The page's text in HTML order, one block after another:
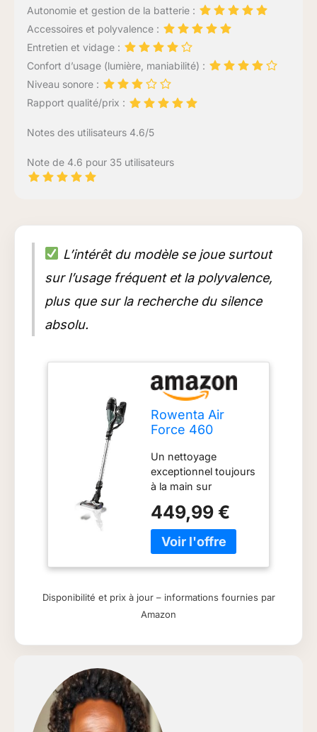
Autonomie et gestion de la batterie :
Accessoires et polyvalence :
Entretien et vidage :
Confort d’usage (lumière, maniabilité) :
Niveau sonore :
Rapport qualité/prix :
Notes des utilisateurs 4.6/5
Note de 4.6 pour 35 utilisateurs
L’intérêt du modèle se joue surtout
sur l’usage fréquent et la polyvalence,
plus que sur la recherche du silence
absolu.
Rowenta Air
Force 460
Noir, Vert –
Aspirateur
(sécher,
cyclonique,
cyclonique, 85
DB, sans sac,
0,4 L)
Un nettoyage
exceptionnel toujours
à la main sur
surface en un seul
clic La tête
d'aspiration Power
lumières LED pour
une meilleure visibilité
Charge maximale : 3
heures Accessoires :
449,99 €
Disponibilité et prix à jour – informations fournies par
Amazon